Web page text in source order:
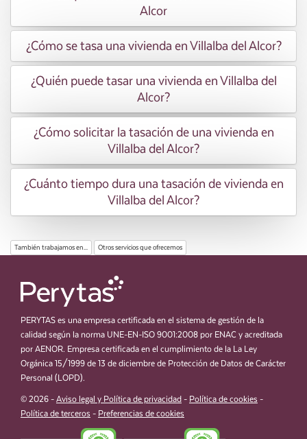
Alcor
¿Cómo se tasa una vivienda en Villalba del Alcor?
¿Quién puede tasar una vivienda en Villalba del
Alcor?
¿Cómo solicitar la tasación de una vivienda en
Villalba del Alcor?
¿Cuánto tiempo dura una tasación de vivienda en
Villalba del Alcor?
También trabajamos en... Otros servicios que ofrecemos
PERYTAS es una empresa certificada en el sistema de gestión de la
calidad según la norma UNE-EN-ISO 9001:2008 por ENAC y acreditada
por AENOR. Empresa certificada en el cumplimiento de la La Ley
Orgánica 15/1999 de 13 de diciembre de Protección de Datos de Carácter
Personal (LOPD).
© 2026 - Aviso legal y Política de privacidad - Política de cookies -
Política de terceros - Preferencias de cookies